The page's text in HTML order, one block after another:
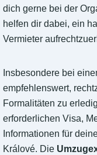
dich gerne bei der
helfen dir dabei, ein
Vermieter
Insbesondere bei
empfehlenswert,
Formalitäten zu
erforderlichen Visa,
Informationen für
Králové. Die